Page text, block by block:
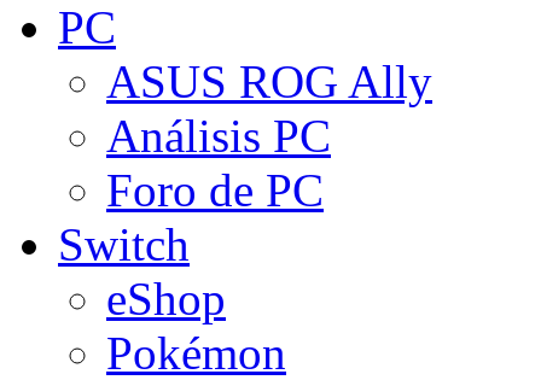
PC
ASUS ROG Ally
Análisis PC
Foro de PC
Switch
eShop
Pokémon